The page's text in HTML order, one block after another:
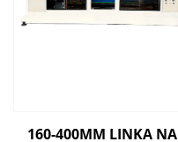
160-400MM LINKA NA